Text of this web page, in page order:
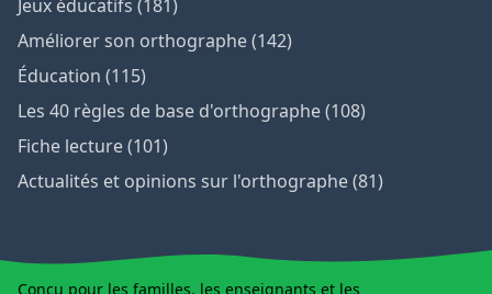
Jeux éducatifs (181)
Améliorer son orthographe (142)
Éducation (115)
Les 40 règles de base d'orthographe (108)
Fiche lecture (101)
Actualités et opinions sur l'orthographe (81)
Conçu pour les familles, les enseignants et les